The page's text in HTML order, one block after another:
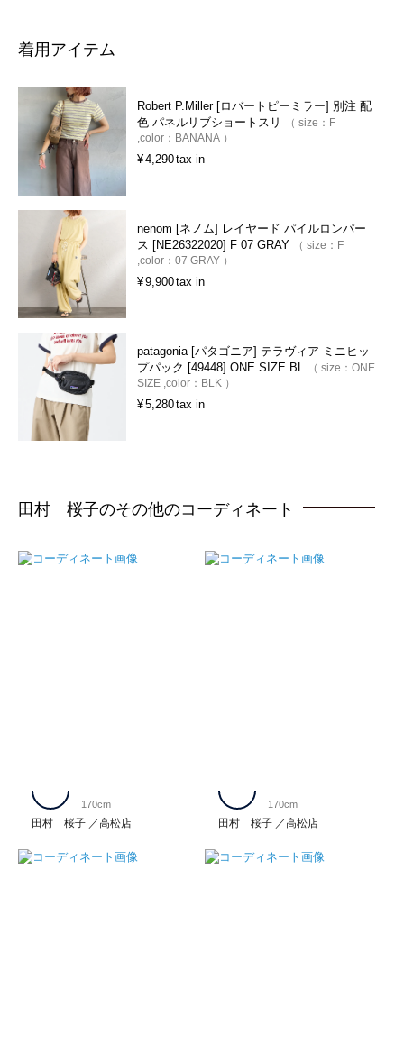
着用アイテム
Robert P.Miller [ロバートピーミラー] 別注 配
色 パネルリブショートスリ
size： F
color： BANANA
¥4,290tax in
nenom [ネノム] レイヤード パイルロンパー
ス [NE26322020] F 07 GRAY
size： F
color： 07 GRAY
¥9,900tax in
patagonia [パタゴニア] テラヴィア ミニヒッ
プパック [49448] ONE SIZE BL
size： ONE
SIZE color： BLK
¥5,280tax in
田村 桜子のその他のコーディネート
田村 桜子 高松店
170cm
田村 桜子 高松店
170cm